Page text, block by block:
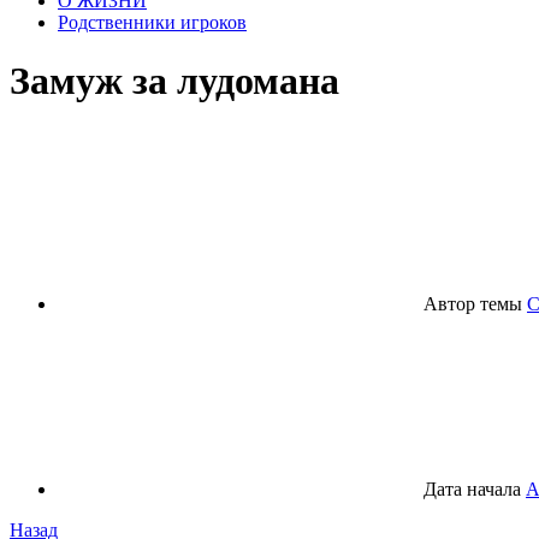
Родственники игроков
Замуж за лудомана
Автор темы
Дата начала
Назад